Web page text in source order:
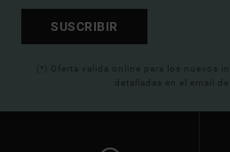
SUSCRIBIR
(*) Oferta valida online para los nuevos
detalladas en el email